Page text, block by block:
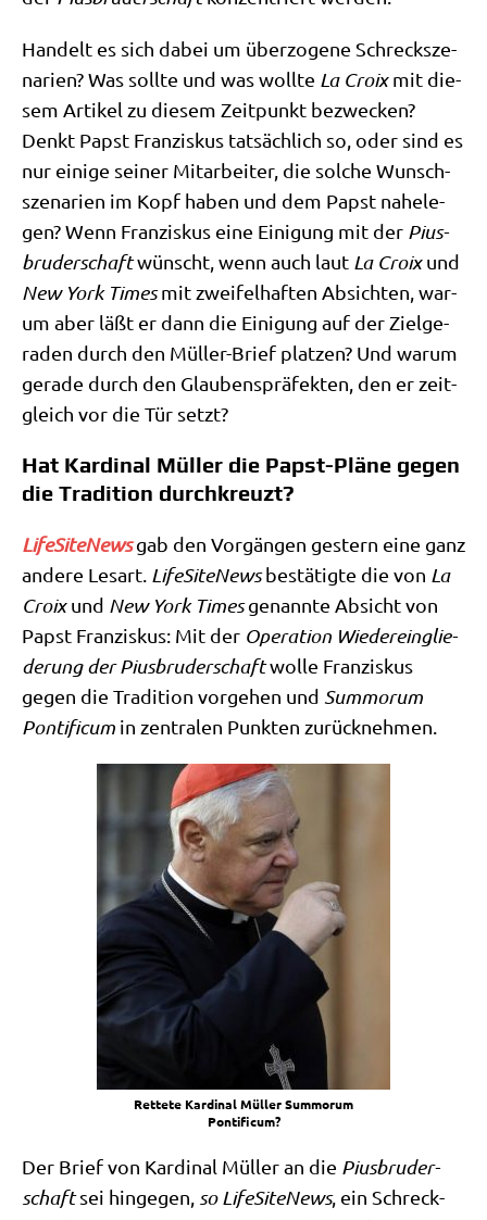
Han­delt es sich dabei um über­zo­ge­ne Schreck­sze­
na­ri­en? Was soll­te und was woll­te La Croixmit die­
sem Arti­kel zu die­sem Zeit­punkt bezwecken?
Denkt Papst Fran­zis­kus tat­säch­lich so, oder sind es
nur eini­ge sei­ner Mit­ar­bei­ter, die sol­che Wunsch­
sze­na­ri­en im Kopf haben und dem Papst nahe­le­
gen? Wenn Fran­zis­kus eine Eini­gung mit der Pius­
bru­der­schaftwünscht, wenn auch laut La Croixund
New York Timesmit zwei­fel­haf­ten Absich­ten, war­
um aber läßt er dann die Eini­gung auf der Ziel­ge­
ra­den durch den Mül­ler-Brief plat­zen? Und war­um
gera­de durch den Glau­bens­prä­fek­ten, den er zeit­
gleich vor die Tür setzt?
Hat Kardinal Müller die Papst-Pläne gegen
die Tradition durchkreuzt?
Life­Si­teNewsgab den Vor­gän­gen gestern eine ganz
ande­re Les­art. Life­Si­teNewsbestä­tig­te die von La
Croixund New York Timesgenann­te Absicht von
Papst Fran­zis­kus: Mit der Ope­ra­ti­on Wie­der­ein­glie­
de­rung der Pius­bru­der­schaftwol­le Fran­zis­kus
gegen die Tra­di­ti­on vor­ge­hen und Sum­morum
Pon­ti­fi­cum in zen­tra­len Punk­ten zurücknehmen.
Ret­te­te Kar­di­nal Mül­ler Sum­morum
Pontificum?
Der Brief von Kar­di­nal Mül­ler an die Pius­bru­der­
schaftsei hin­ge­gen, so Life­Si­teNews, ein Schreck­